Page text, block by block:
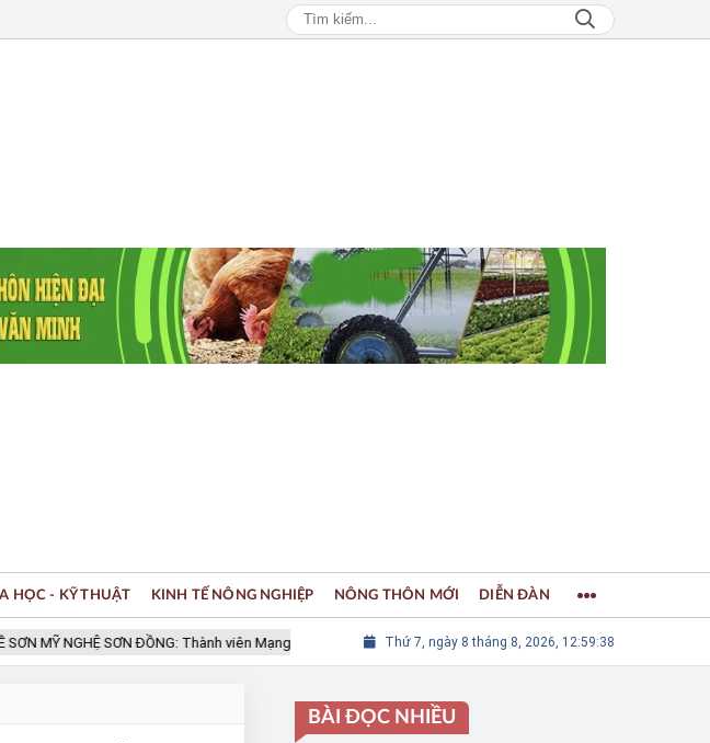
MỸ NGHỆ SƠN ĐỒNG: Thành viên Mạng lưới các Thành phố Thủ công sáng tạo Thế giới
Thứ 7, ngày 8 tháng 8, 2026, 12:59:39
HỌC - KỸ THUẬT KINH TẾ NÔNG NGHIỆP NÔNG THÔN MỚI DIỄN ĐÀN
BÀI ĐỌC NHIỀU